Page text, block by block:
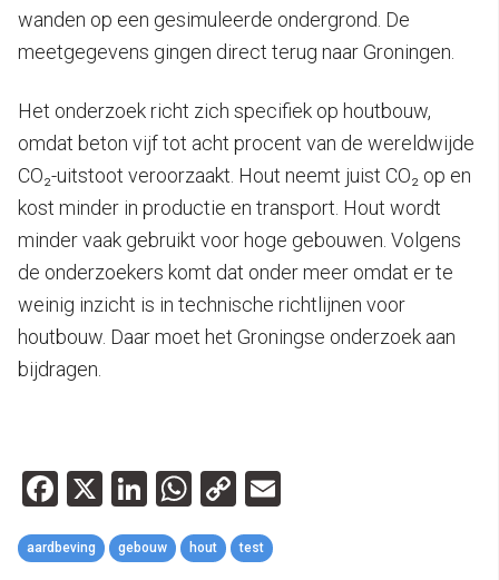
wanden op een gesimuleerde ondergrond. De
meetgegevens gingen direct terug naar Groningen.
Het onderzoek richt zich specifiek op houtbouw,
omdat beton vijf tot acht procent van de wereldwijde
CO₂-uitstoot veroorzaakt. Hout neemt juist CO₂ op en
kost minder in productie en transport. Hout wordt
minder vaak gebruikt voor hoge gebouwen. Volgens
de onderzoekers komt dat onder meer omdat er te
weinig inzicht is in technische richtlijnen voor
houtbouw. Daar moet het Groningse onderzoek aan
bijdragen.
Facebook
X LinkedIn
WhatsApp
Copy
Link
aardbeving gebouw hout test